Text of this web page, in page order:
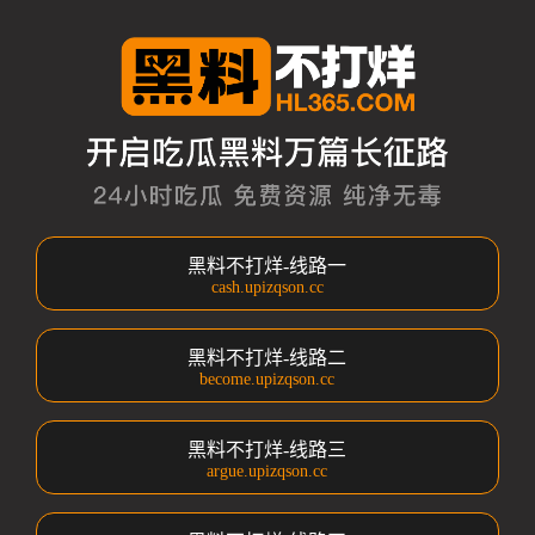
黑料不打烊-线路一
cash.upizqson.cc
黑料不打烊-线路二
become.upizqson.cc
黑料不打烊-线路三
argue.upizqson.cc